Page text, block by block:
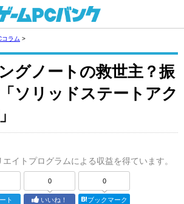
コラム >
グノートの救世主？振
ソリッドステートアク
イトプログラムによる収益を得ています。
ト
0
いいね！
0
ブックマーク